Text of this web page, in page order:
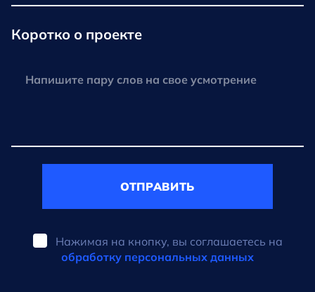
Коротко о проекте
ОТПРАВИТЬ
Нажимая на кнопку, вы соглашаетесь на
обработку персональных данных